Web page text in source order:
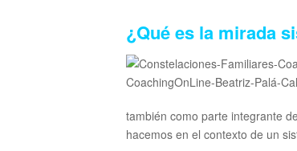
¿Qué es la mirada
también como parte integrante
hacemos en el contexto de un